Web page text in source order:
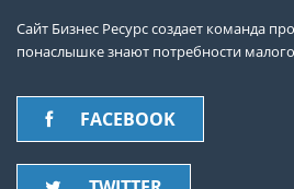
Сайт Бизнес Ресурс создает команда
понаслышке знают потребности
FACEBOOK